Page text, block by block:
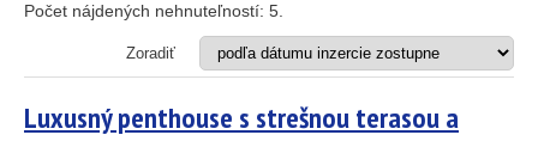
Dom s apartmánmi
Investičný projekt
Stavebný pozemok
Počet nájdených nehnuteľností: 5
Zoradiť
Luxusný penthouse s strešnou terasou a